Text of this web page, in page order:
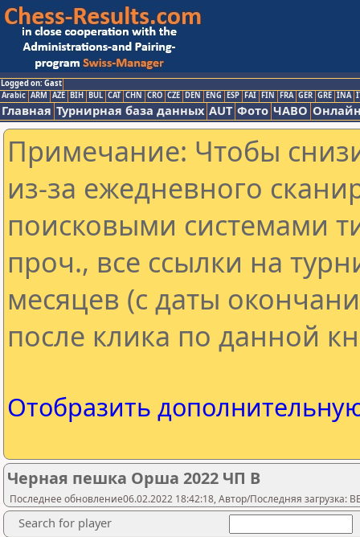
Logged on: Gast
Arabic ARM AZE BIH BUL CAT CHN CRO CZE DEN ENG ESP FAI FIN FRA GER GRE INA
Главная Турнирная база данных AUT Фото ЧАВО
Примечание: Чтобы
из-за ежедневного
поисковыми системами
проч., все ссылки на
месяцев (с даты
после клика по данной
Отобразить
Черная пешка Орша 2022 ЧП B
Последнее обновление06.02.2022 18:42:18, Автор/Последняя загрузка:
Search for player